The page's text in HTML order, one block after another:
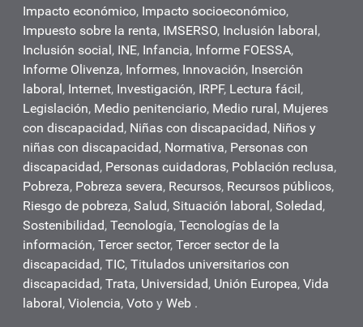
Impacto económico, Impacto socioeconómico,
Impuesto sobre la renta, IMSERSO, Inclusión laboral,
Inclusión social, INE, Infancia, Informe FOESSA,
Informe Olivenza, Informes, Innovación, Inserción
laboral, Internet, Investigación, IRPF, Lectura fácil,
Legislación, Medio penitenciario, Medio rural, Mujeres
con discapacidad, Niñas con discapacidad, Niños y
niñas con discapacidad, Normativa, Personas con
discapacidad, Personas cuidadoras, Población reclusa,
Pobreza, Pobreza severa, Recursos, Recursos públicos,
Riesgo de pobreza, Salud, Situación laboral, Soledad,
Sostenibilidad, Tecnología, Tecnologías de la
información, Tercer sector, Tercer sector de la
discapacidad, TIC, Titulados universitarios con
discapacidad, Trata, Universidad, Unión Europea, Vida
laboral, Violencia, Voto y Web .